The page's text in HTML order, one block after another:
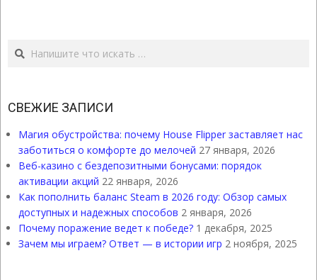
Поиск
СВЕЖИЕ ЗАПИСИ
Магия обустройства: почему House Flipper заставляет нас
заботиться о комфорте до мелочей 27 января, 2026
Веб-казино с бездепозитными бонусами: порядок
активации акций 22 января, 2026
Как пополнить баланс Steam в 2026 году: Обзор самых
доступных и надежных способов 2 января, 2026
Почему поражение ведет к победе? 1 декабря, 2025
Зачем мы играем? Ответ — в истории игр 2 ноября, 2025